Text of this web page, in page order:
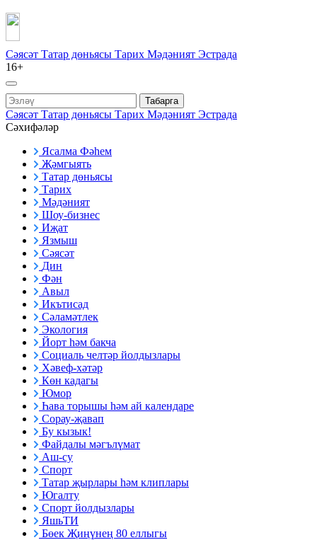
Сәясәт Татар дөньясы Тарих Мәдәният Эстрада
16+
Табарга
Сәясәт Татар дөньясы Тарих Мәдәният Эстрада
Сәхифәләр
Ясалма Фәһем
Җәмгыять
Татар дөньясы
Тарих
Мәдәният
Шоу-бизнес
Иҗат
Язмыш
Сәясәт
Дин
Фән
Авыл
Икътисад
Сәламәтлек
Экология
Йорт һәм бакча
Социаль челтәр йолдызлары
Хәвеф-хәтәр
Көн кадагы
Юмор
Һава торышы һәм ай календаре
Сорау-җавап
Бу кызык!
Файдалы мәгълүмат
Аш-су
Спорт
Татар җырлары һәм клиплары
Югалту
Спорт йолдызлары
ЯшьТИ
Бөек Җиңүнең 80 еллыгы